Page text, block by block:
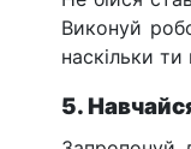
Виконуй
наскільки
5.